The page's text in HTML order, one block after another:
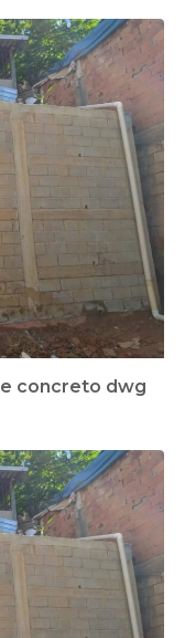
concreto dwg